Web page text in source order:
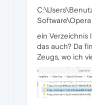
ein Verzeichnis
das auch? Da
Zeugs, wo ich